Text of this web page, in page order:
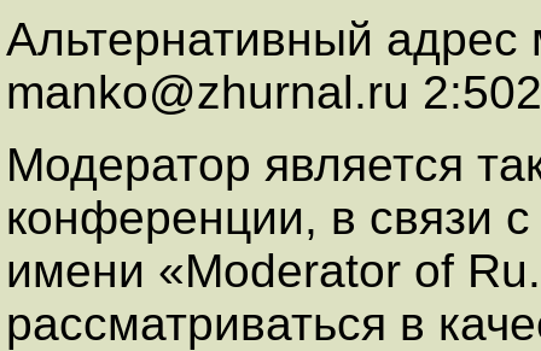
Альтернативный адрес
manko@zhurnal.ru
Модератор является
конференции, в связи
имени «Moderator of
рассматриваться в